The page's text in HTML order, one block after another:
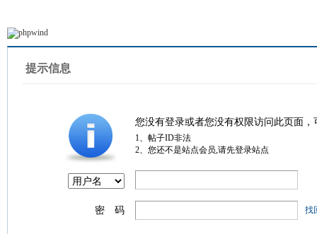
提示信息
您没有登录或者您没有权限访问此页面
1、帖子ID非法
2、您还不是站点会员,请先登录站点
密 码 找